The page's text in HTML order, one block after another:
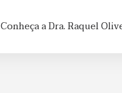
Conheça a Dra. Raquel